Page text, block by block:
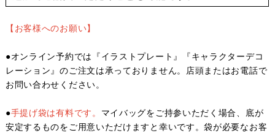
【お客様へのお願い】
●オンライン予約では『イラストプレート』『キャラクターデコ
レーション』のご注文は承っておりません。店頭またはお電話で
お問い合わせください。
●手提げ袋は有料です。 マイバッグをご持参いただく場合、底が
安定するものをご用意いただけますと幸いです。袋が必要なお客